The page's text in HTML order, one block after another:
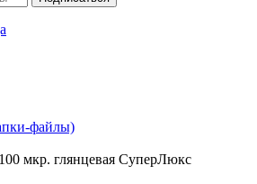
файлы)
мкр. глянцевая СуперЛюкс